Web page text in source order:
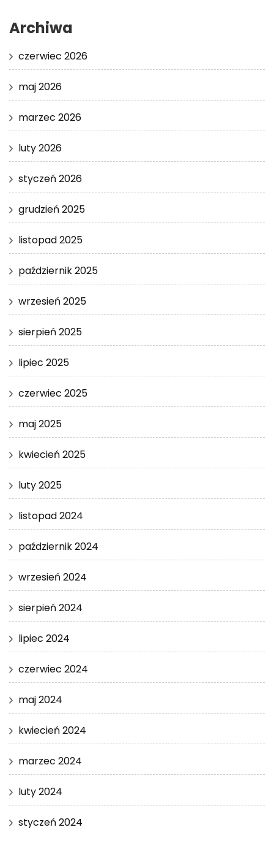
Archiwa
czerwiec 2026
maj 2026
marzec 2026
luty 2026
styczeń 2026
grudzień 2025
listopad 2025
październik 2025
wrzesień 2025
sierpień 2025
lipiec 2025
czerwiec 2025
maj 2025
kwiecień 2025
luty 2025
listopad 2024
październik 2024
wrzesień 2024
sierpień 2024
lipiec 2024
czerwiec 2024
maj 2024
kwiecień 2024
marzec 2024
luty 2024
styczeń 2024